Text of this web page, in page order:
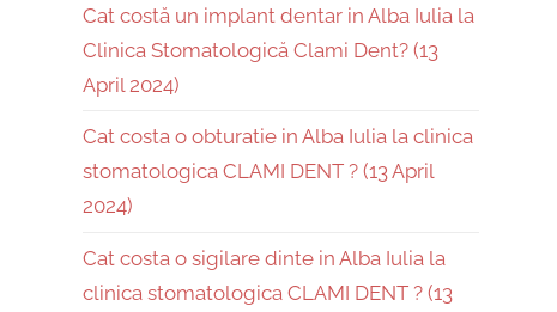
Cat costă un implant dentar in Alba Iulia la
Clinica Stomatologică Clami Dent? (13
April 2024)
Cat costa o obturatie in Alba Iulia la clinica
stomatologica CLAMI DENT ? (13 April
2024)
Cat costa o sigilare dinte in Alba Iulia la
clinica stomatologica CLAMI DENT ? (13